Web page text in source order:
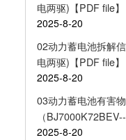
电两驱)【PDF file】
2025-8-20
02动力蓄电池拆解
电两驱)【PDF file】
2025-8-20
03动力蓄电池有害
（
2025-8-20